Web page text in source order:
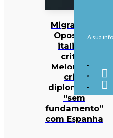
Migrações:
Oposição
italiana
critica
Meloni por
crise
diplomática
“sem
fundamento”
com Espanha
A sua